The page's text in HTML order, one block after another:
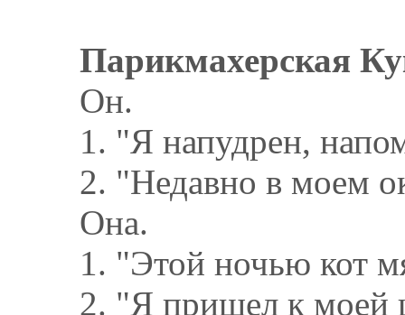
Парикмахерская
Он.
1. "Я напудрен,
2. "Недавно в моем
Она.
1. "Этой ночью кот
2. "Я пришел к моей